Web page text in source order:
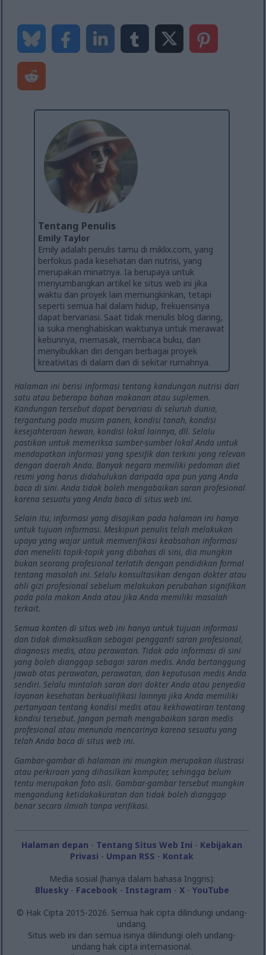
Tentang Penulis
Emily Taylor
Emily adalah penulis tamu di miklix.com, yang
berfokus pada kesehatan dan nutrisi, yang
merupakan minatnya. Ia berupaya untuk
menyumbangkan artikel ke situs web ini jika
waktu dan proyek lain memungkinkan, tetapi
seperti semua hal dalam hidup, frekuensinya
dapat bervariasi. Saat tidak menulis blog daring,
ia suka menghabiskan waktunya untuk merawat
kebunnya, memasak, membaca buku, dan
menyibukkan diri dengan berbagai proyek
kreativitas di dalam dan di sekitar rumahnya.
Halaman ini berisi informasi tentang kandungan nutrisi dari
satu atau beberapa bahan makanan atau suplemen.
Kandungan tersebut dapat bervariasi di seluruh dunia,
tergantung pada musim panen, kondisi tanah, kondisi
kesejahteraan hewan, kondisi lokal lainnya, dll. Selalu
pastikan untuk memeriksa sumber-sumber lokal Anda untuk
mendapatkan informasi yang spesifik dan terkini yang relevan
dengan daerah Anda. Banyak negara memiliki pedoman diet
resmi yang harus didahulukan daripada apa pun yang Anda
baca di sini. Anda tidak boleh mengabaikan saran profesional
karena sesuatu yang Anda baca di situs web ini.
Selain itu, informasi yang disajikan pada halaman ini hanya
untuk tujuan informasi. Meskipun penulis telah melakukan
upaya yang wajar untuk memverifikasi keabsahan informasi
dan meneliti topik-topik yang dibahas di sini, dia mungkin
bukan seorang profesional terlatih dengan pendidikan formal
tentang masalah ini. Selalu konsultasikan dengan dokter atau
ahli gizi profesional sebelum melakukan perubahan signifikan
pada pola makan Anda atau jika Anda memiliki masalah
terkait.
Semua konten di situs web ini hanya untuk tujuan informasi
dan tidak dimaksudkan sebagai pengganti saran profesional,
diagnosis medis, atau perawatan. Tidak ada informasi di sini
yang boleh dianggap sebagai saran medis. Anda bertanggung
jawab atas perawatan, perawatan, dan keputusan medis Anda
sendiri. Selalu mintalah saran dari dokter Anda atau penyedia
layanan kesehatan berkualifikasi lainnya jika Anda memiliki
pertanyaan tentang kondisi medis atau kekhawatiran tentang
kondisi tersebut. Jangan pernah mengabaikan saran medis
profesional atau menunda mencarinya karena sesuatu yang
telah Anda baca di situs web ini.
Gambar-gambar di halaman ini mungkin merupakan ilustrasi
atau perkiraan yang dihasilkan komputer, sehingga belum
tentu merupakan foto asli. Gambar-gambar tersebut mungkin
mengandung ketidakakuratan dan tidak boleh dianggap
benar secara ilmiah tanpa verifikasi.
Halaman depan - Tentang Situs Web Ini - Kebijakan
Privasi - Umpan RSS - Kontak
Media sosial (hanya dalam bahasa Inggris):
Bluesky- Facebook - Instagram - X- YouTube
© Hak Cipta 2015-2026. Semua hak cipta dilindungi undang-
undang.
Situs web ini dan semua isinya dilindungi oleh undang-
undang hak cipta internasional.